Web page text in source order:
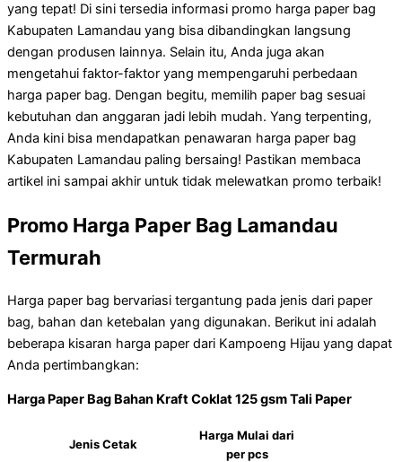
yang tepat! Di sini tersedia informasi promo harga paper bag
Kabupaten Lamandau yang bisa dibandingkan langsung
dengan produsen lainnya. Selain itu, Anda juga akan
mengetahui faktor-faktor yang mempengaruhi perbedaan
harga paper bag. Dengan begitu, memilih paper bag sesuai
kebutuhan dan anggaran jadi lebih mudah. Yang terpenting,
Anda kini bisa mendapatkan penawaran harga paper bag
Kabupaten Lamandau paling bersaing! Pastikan membaca
artikel ini sampai akhir untuk tidak melewatkan promo terbaik!
Promo Harga Paper Bag Lamandau
Termurah
Harga paper bag bervariasi tergantung pada jenis dari paper
bag, bahan dan ketebalan yang digunakan. Berikut ini adalah
beberapa kisaran harga paper dari Kampoeng Hijau yang dapat
Anda pertimbangkan:
Harga Paper Bag Bahan Kraft Coklat 125 gsm Tali Paper
Jenis Cetak
Harga Mulai dari
per pcs